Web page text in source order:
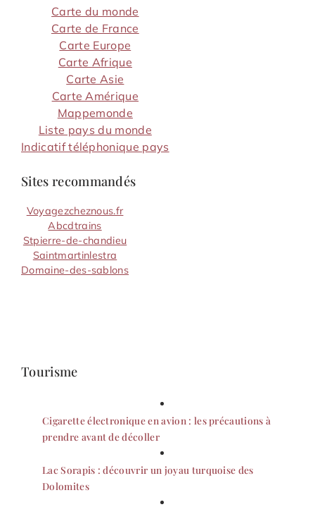
Carte du monde
Carte de France
Carte Europe
Carte Afrique
Carte Asie
Carte Amérique
Mappemonde
Liste pays du monde
Indicatif téléphonique pays
Sites recommandés
Voyagezcheznous.fr
Abcdtrains
Stpierre-de-chandieu
Saintmartinlestra
Domaine-des-sablons
Tourisme
Cigarette électronique en avion : les précautions à
prendre avant de décoller
Lac Sorapis : découvrir un joyau turquoise des
Dolomites